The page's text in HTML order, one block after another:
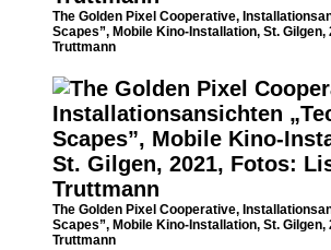
The Golden Pixel Cooperative,
Scapes”, Mobile Kino-Installation, St. Gilgen,
Truttmann
The Golden Pixel Cooperative,
Scapes”, Mobile Kino-Installation, St. Gilgen,
Truttmann